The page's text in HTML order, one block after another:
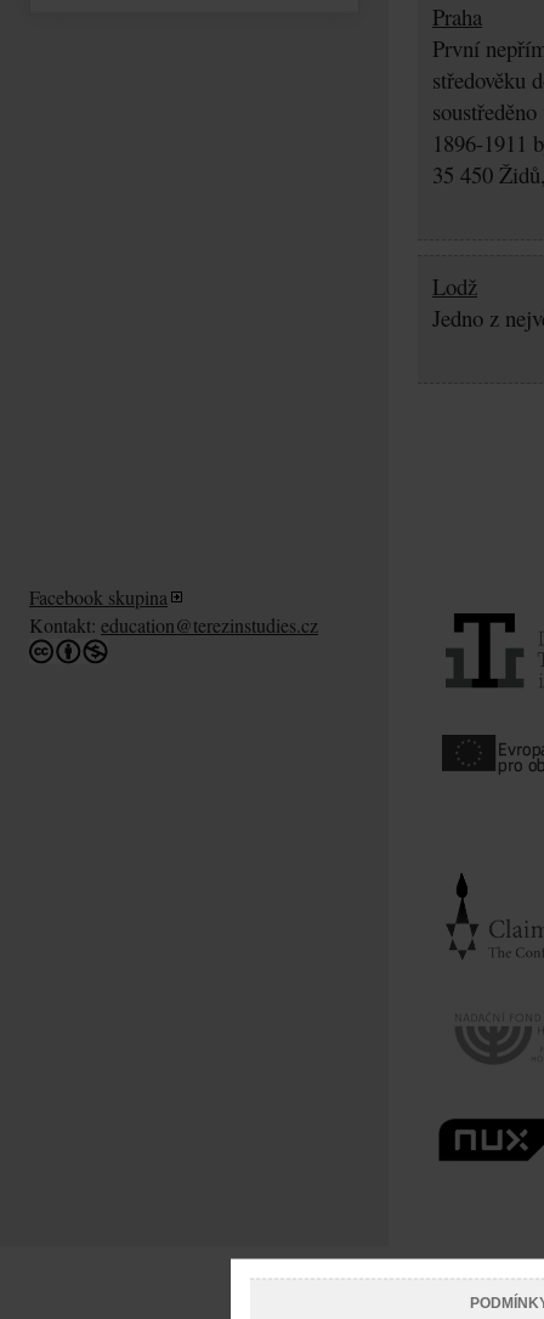
Praha
První
středověku
1896-1911
35 450
Lodž
Jedno z
Facebook skupina
Kontakt: education@terezinstudies.cz